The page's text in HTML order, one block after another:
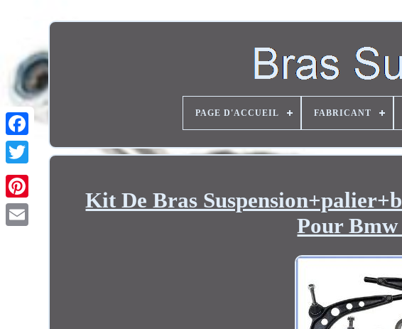
Twitter
PAGE D'ACCUEIL FABRICANT
Kit De Bras
Pour